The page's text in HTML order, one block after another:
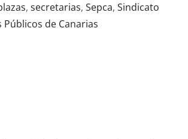
, secretarias, Sepca, Sindicato
Públicos de Canarias